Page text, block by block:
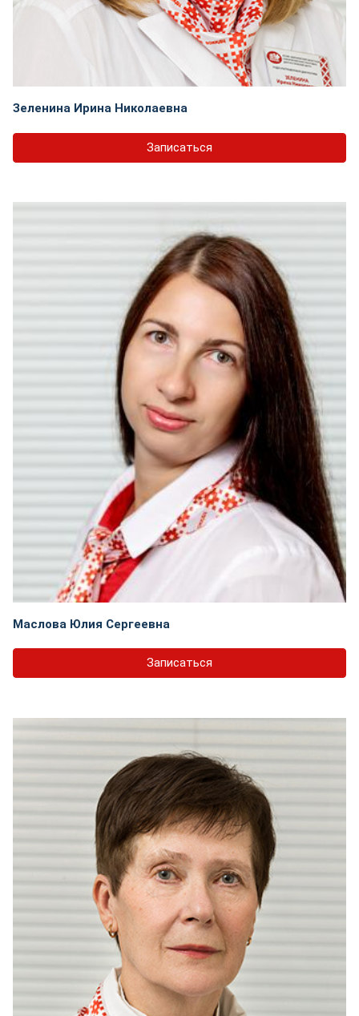
Зеленина Ирина Николаевна
Записаться
Маслова Юлия Сергеевна
Записаться